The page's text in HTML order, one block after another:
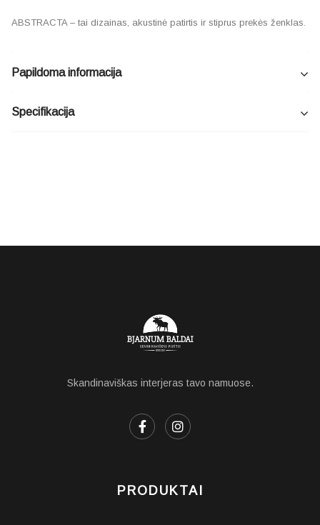
ABSTRACTA – tai dizainas, akustinė patirtis ir stiprus prekės ženklas.
Papildoma informacija
Specifikacija
Skandinaviškas interjeras tavo namuose.
PRODUKTAI